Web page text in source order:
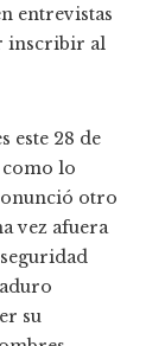
entrevistas
inscribir al
este 28 de
como lo
otro
vez afuera
su